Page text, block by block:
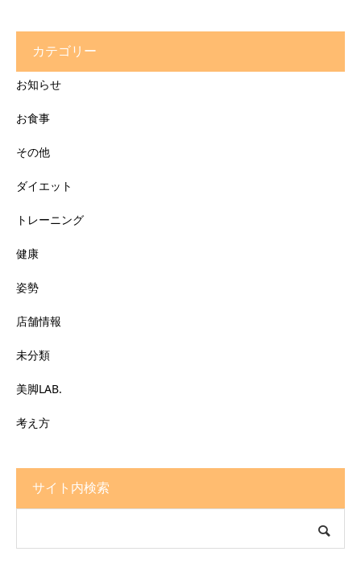
カテゴリー
お知らせ
お食事
その他
ダイエット
トレーニング
健康
姿勢
店舗情報
未分類
美脚LAB.
考え方
サイト内検索